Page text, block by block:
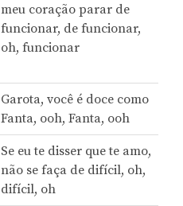
meu coração parar de
funcionar, de funcionar,
oh, funcionar
Garota, você é doce como
Fanta, ooh, Fanta, ooh
Se eu te disser que te amo,
não se faça de difícil, oh,
difícil, oh